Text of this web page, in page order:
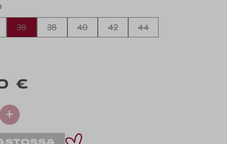
36
38 40 42 44
€
+